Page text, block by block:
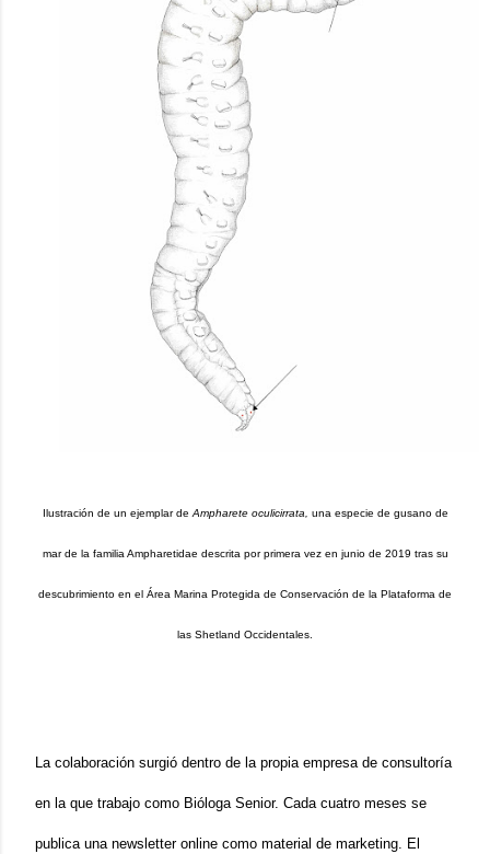
Ilustración de un ejemplar de Ampharete oculicirrata, una especie de gusano de
mar de la familia Ampharetidae descrita por primera vez en junio de 2019 tras su
descubrimiento en el Área Marina Protegida de Conservación de la Plataforma de
las Shetland Occidentales.
La colaboración surgió dentro de la propia empresa de consultoría
en la que trabajo como Bióloga Senior. Cada cuatro meses se
publica una newsletter online como material de marketing. El